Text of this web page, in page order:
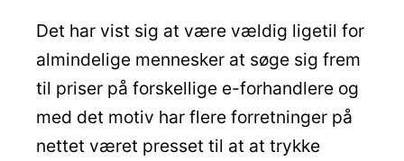
Det har vist sig at være vældig ligetil for
almindelige mennesker at søge sig frem
til priser på forskellige e-forhandlere og
med det motiv har flere forretninger på
nettet været presset til at at trykke